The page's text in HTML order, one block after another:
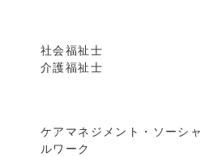
社会福祉士
介護福祉士
ケアマネジメント・ソーシャ
ルワーク